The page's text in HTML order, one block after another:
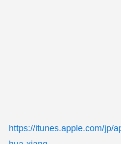
https://itunes.apple.com/jp/